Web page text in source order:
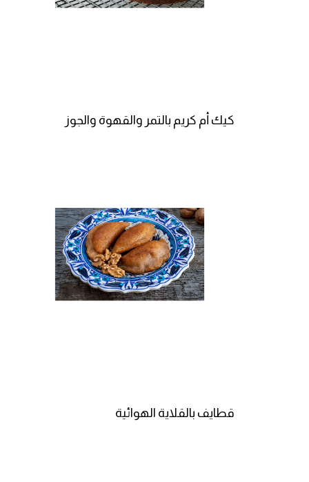
كيك أم كريم بالتمر والقهوة والجوز
قطايف بالقلاية الهوائية